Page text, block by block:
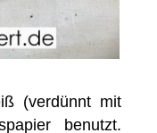
(verdünnt mit
benutzt.